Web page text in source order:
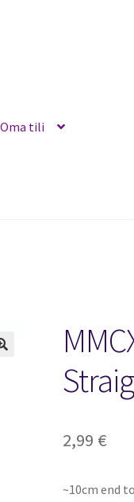
Oma tili
2,99 €
~10cm end